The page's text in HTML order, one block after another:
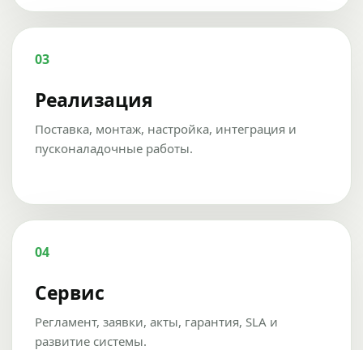
03
Реализация
Поставка, монтаж, настройка, интеграция и
пусконаладочные работы.
04
Сервис
Регламент, заявки, акты, гарантия, SLA и
развитие системы.